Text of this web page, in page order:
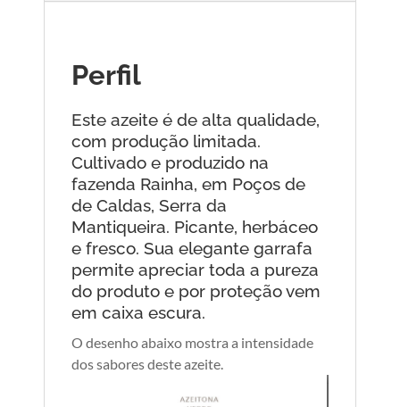
Perfil
Este azeite é de alta qualidade,
com produção limitada.
Cultivado e produzido na
fazenda Rainha, em Poços de
de Caldas, Serra da
Mantiqueira. Picante, herbáceo
e fresco. Sua elegante garrafa
permite apreciar toda a pureza
do produto e por proteção vem
em caixa escura.
O desenho abaixo mostra a intensidade
dos sabores deste azeite.